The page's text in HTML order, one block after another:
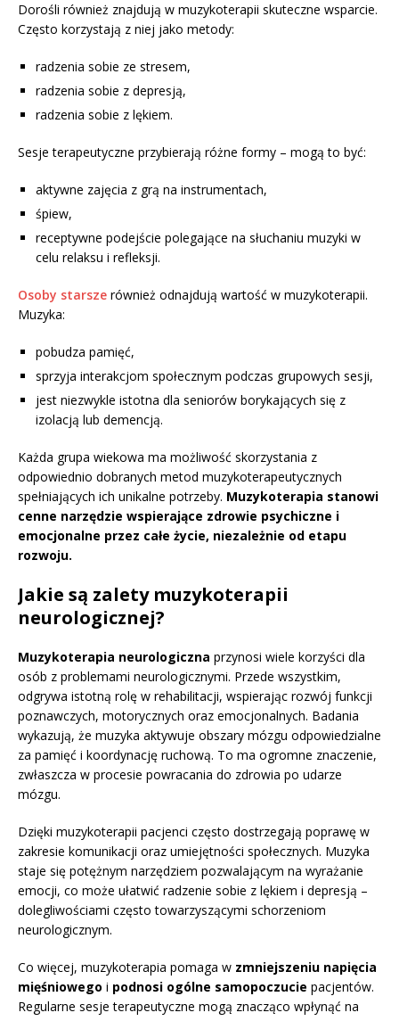
Dorośli również znajdują w muzykoterapii skuteczne wsparcie.
Często korzystają z niej jako metody:
radzenia sobie ze stresem,
radzenia sobie z depresją,
radzenia sobie z lękiem.
Sesje terapeutyczne przybierają różne formy – mogą to być:
aktywne zajęcia z grą na instrumentach,
śpiew,
receptywne podejście polegające na słuchaniu muzyki w
celu relaksu i refleksji.
Osoby starsze również odnajdują wartość w muzykoterapii.
Muzyka:
pobudza pamięć,
sprzyja interakcjom społecznym podczas grupowych sesji,
jest niezwykle istotna dla seniorów borykających się z
izolacją lub demencją.
Każda grupa wiekowa ma możliwość skorzystania z
odpowiednio dobranych metod muzykoterapeutycznych
spełniających ich unikalne potrzeby. Muzykoterapia stanowi
cenne narzędzie wspierające zdrowie psychiczne i
emocjonalne przez całe życie, niezależnie od etapu
rozwoju.
Jakie są zalety muzykoterapii
neurologicznej?
Muzykoterapia neurologiczna przynosi wiele korzyści dla
osób z problemami neurologicznymi. Przede wszystkim,
odgrywa istotną rolę w rehabilitacji, wspierając rozwój funkcji
poznawczych, motorycznych oraz emocjonalnych. Badania
wykazują, że muzyka aktywuje obszary mózgu odpowiedzialne
za pamięć i koordynację ruchową. To ma ogromne znaczenie,
zwłaszcza w procesie powracania do zdrowia po udarze
mózgu.
Dzięki muzykoterapii pacjenci często dostrzegają poprawę w
zakresie komunikacji oraz umiejętności społecznych. Muzyka
staje się potężnym narzędziem pozwalającym na wyrażanie
emocji, co może ułatwić radzenie sobie z lękiem i depresją –
dolegliwościami często towarzyszącymi schorzeniom
neurologicznym.
Co więcej, muzykoterapia pomaga w zmniejszeniu napięcia
mięśniowego i podnosi ogólne samopoczucie pacjentów.
Regularne sesje terapeutyczne mogą znacząco wpłynąć na